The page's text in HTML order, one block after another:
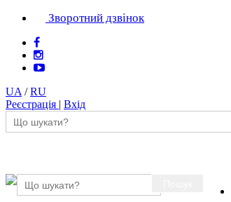
Зворотний дзвінок
UA /RU
Реєстрація | Вхід